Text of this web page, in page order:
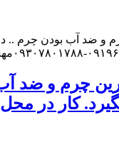
آب بودن چرم ..
چرم و ضد
کار در